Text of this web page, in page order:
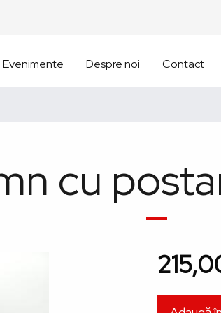
Evenimente Despre noi Contact
cu